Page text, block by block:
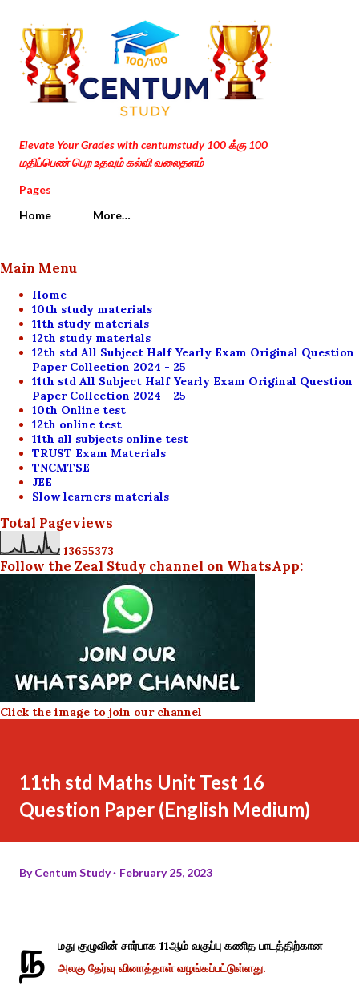
Skip to main content
Elevate Your Grades with centumstudy 100 க்கு 100
மதிப்பெண் பெற உதவும் கல்வி வலைதளம்
Pages
Home
More…
Main Menu
Home
10th study materials
11th study materials
12th study materials
12th std All Subject Half Yearly Exam Original Question
Paper Collection 2024 - 25
11th std All Subject Half Yearly Exam Original Question
Paper Collection 2024 - 25
10th Online test
12th online test
11th all subjects online test
TRUST Exam Materials
TNCMTSE
JEE
Slow learners materials
Total Pageviews
13655373
Follow the Zeal Study channel on WhatsApp:
Click the image to join our channel
11th std Maths Unit Test 16
Question Paper (English Medium)
ByCentum Study February 25, 2023
ந
மது குழுவின் சார்பாக 11ஆம் வகுப்பு கணித பாடத்திற்கான
அலகு தேர்வு வினாத்தாள் வழங்கப்பட்டுள்ளது.